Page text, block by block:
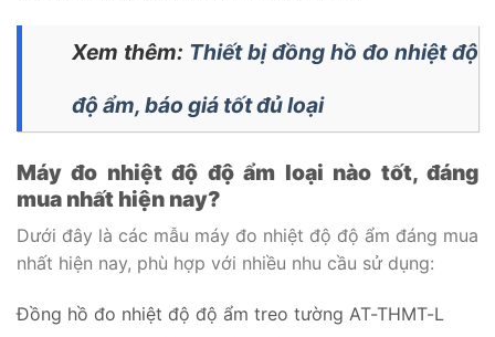
Xem thêm: Thiết bị đồng hồ đo nhiệt độ
độ ẩm, báo giá tốt đủ loại
Máy đo nhiệt độ độ ẩm loại nào tốt, đáng
mua nhất hiện nay?
Dưới đây là các mẫu máy đo nhiệt độ độ ẩm đáng mua
nhất hiện nay, phù hợp với nhiều nhu cầu sử dụng:
Đồng hồ đo nhiệt độ độ ẩm treo tường AT-THMT-L